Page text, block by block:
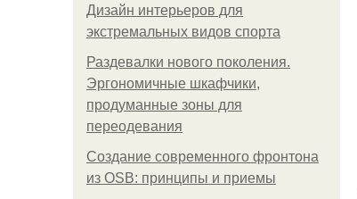
Дизайн интерьеров для
экстремальных видов спорта
Раздевалки нового поколения.
Эргономичные шкафчики,
продуманные зоны для
переодевания
Создание современного фронтона
из OSB: принципы и приемы